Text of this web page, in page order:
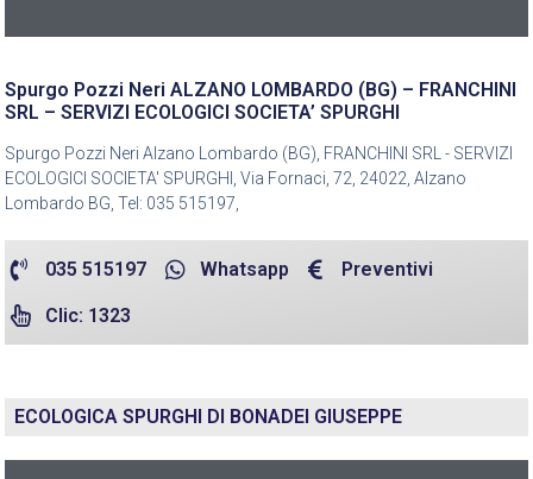
Spurgo Pozzi Neri ALZANO LOMBARDO (BG) – FRANCHINI
SRL – SERVIZI ECOLOGICI SOCIETA’ SPURGHI
Spurgo Pozzi Neri Alzano Lombardo (BG), FRANCHINI SRL - SERVIZI
ECOLOGICI SOCIETA' SPURGHI, Via Fornaci, 72, 24022, Alzano
Lombardo BG, Tel: 035 515197,
035 515197 Whatsapp Preventivi
Clic: 1323
ECOLOGICA SPURGHI DI BONADEI GIUSEPPE